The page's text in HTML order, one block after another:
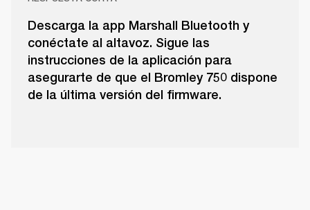
Descarga la app Marshall Bluetooth y
conéctate al altavoz. Sigue las
instrucciones de la aplicación para
asegurarte de que el Bromley 750 dispone
de la última versión del firmware.